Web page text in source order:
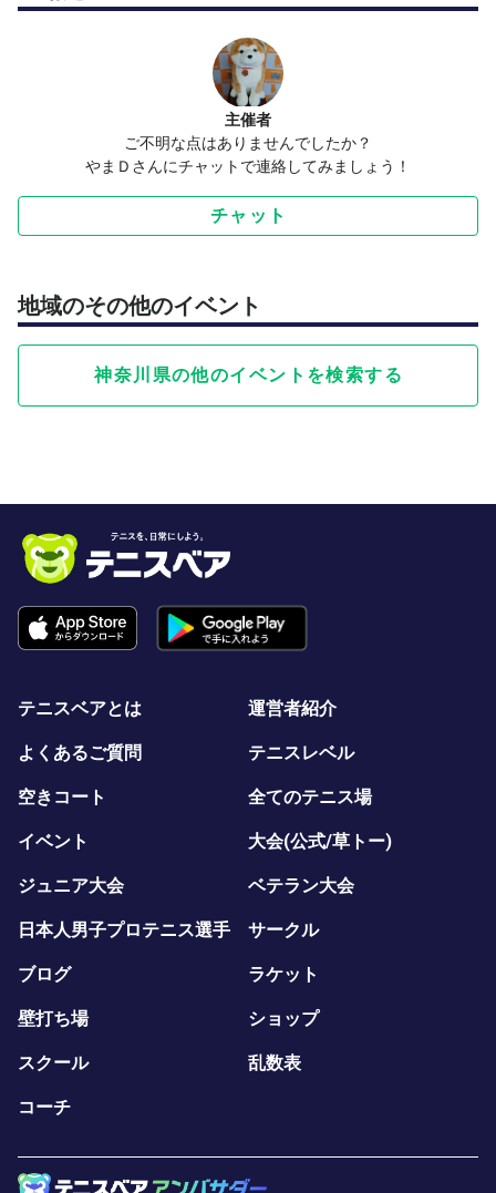
主催者
ご不明な点はありませんでしたか？
やまＤさんにチャットで連絡してみましょう！
チャット
地域のその他のイベント
神奈川県の他のイベントを検索する
テニスベアとは 運営者紹介
よくあるご質問 テニスレベル
空きコート 全てのテニス場
イベント 大会(公式/草トー)
ジュニア大会 ベテラン大会
日本人男子プロテニス選手 サークル
ブログ ラケット
壁打ち場 ショップ
スクール 乱数表
コーチ